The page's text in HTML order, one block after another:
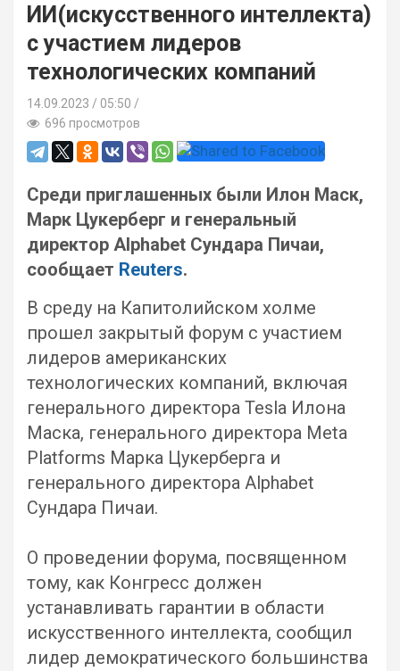
ИИ(искусственного интеллекта)
с участием лидеров
технологических компаний
14.09.2023
05:50 /
696 просмотров
Среди приглашенных были Илон Маск,
Марк Цукерберг и генеральный
директор Alphabet Сундара Пичаи,
сообщает Reuters.
В среду на Капитолийском холме
прошел закрытый форум с участием
лидеров американских
технологических компаний, включая
генерального директора Tesla Илона
Маска, генерального директора Meta
Platforms Марка Цукерберга и
генерального директора Alphabet
Сундара Пичаи.
О проведении форума, посвященном
тому, как Конгресс должен
устанавливать гарантии в области
искусственного интеллекта, сообщил
лидер демократического большинства